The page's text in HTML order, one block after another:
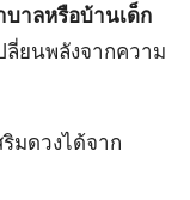
บาลหรือบ้านเด็ก
ลี่ยนพลังจากความ
มดวงได้จาก